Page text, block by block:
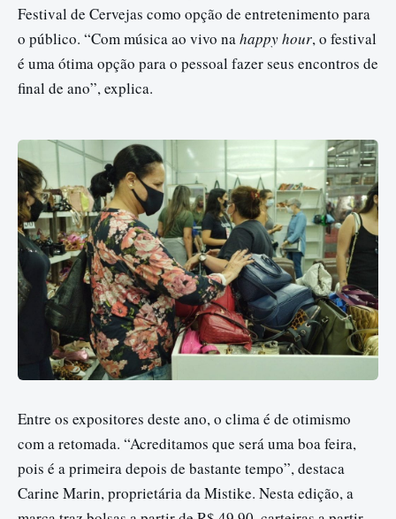
Festival de Cervejas como opção de entretenimento para
o público. “Com música ao vivo nahappy hour, o festival
é uma ótima opção para o pessoal fazer seus encontros de
final de ano”, explica.
Entre os expositores deste ano, o clima é de otimismo
com a retomada. “Acreditamos que será uma boa feira,
pois é a primeira depois de bastante tempo”, destaca
Carine Marin, proprietária da Mistike. Nesta edição, a